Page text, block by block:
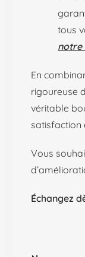
tous
notre
En
rigoureuse
véritable
satisfaction
Vous
Échangez